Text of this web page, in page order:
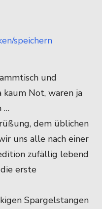
speichern
und
Not, waren ja
…
dem üblichen
uns alle nach einer
zufällig lebend
erste
Spargelstangen